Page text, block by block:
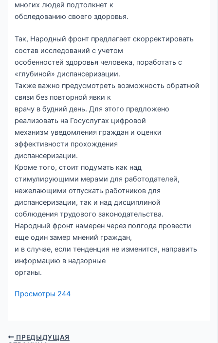
многих людей подтолкнет к
обследованию своего здоровья.
Так, Народный фронт предлагает скорректировать
состав исследований с учетом
особенностей здоровья человека, поработать с
«глубиной» диспансеризации.
Также важно предусмотреть возможность обратной
связи без повторной явки к
врачу в будний день. Для этого предложено
реализовать на Госуслугах цифровой
механизм уведомления граждан и оценки
эффективности прохождения
диспансеризации.
Кроме того, стоит подумать как над
стимулирующими мерами для работодателей,
нежелающими отпускать работников для
диспансеризации, так и над дисциплиной
соблюдения трудового законодательства.
Народный фронт намерен через полгода провести
еще один замер мнений граждан,
и в случае, если тенденция не изменится, направить
информацию в надзорные
органы.
Просмотры 244
ПРЕДЫДУЩАЯ